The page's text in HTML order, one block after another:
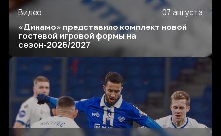
Видео 07 августа
«Динамо» представило комплект новой
гостевой игровой формы на
сезон-2026/2027